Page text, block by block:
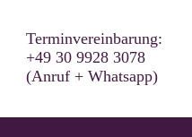
Terminvereinbarung:
+49 30 9928 3078
(Anruf + Whatsapp)